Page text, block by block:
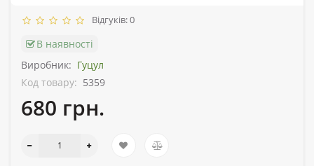
Відгуків: 0
В наявності
Виробник: Гуцул
Код товару: 5359
680 грн.